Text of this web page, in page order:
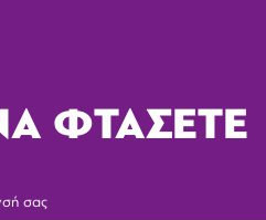
ΦΤΑΣΕΤΕ
σας